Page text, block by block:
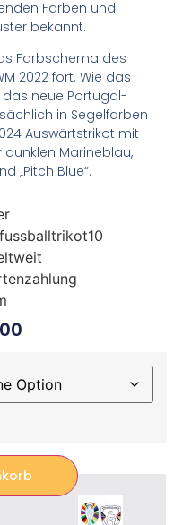
Farben und
bekannt.
Farbschema des
2022 fort. Wie das
neue Portugal-
in Segelfarben
Auswärtstrikot mit
Marineblau,
„Pitch Blue“.